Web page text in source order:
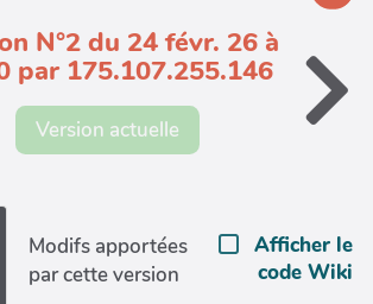
N°2 du 24 févr. 26 à
par 175.107.255.146
Version actuelle
Modifs apportées
par cette version
Afficher le
code Wiki